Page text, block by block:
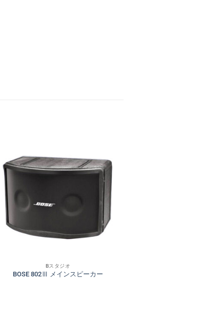
Bスタジオ
BOSE 802Ⅲ メインスピーカー